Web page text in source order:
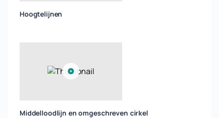
Hoogtelijnen
Middelloodlijn en omgeschreven cirkel